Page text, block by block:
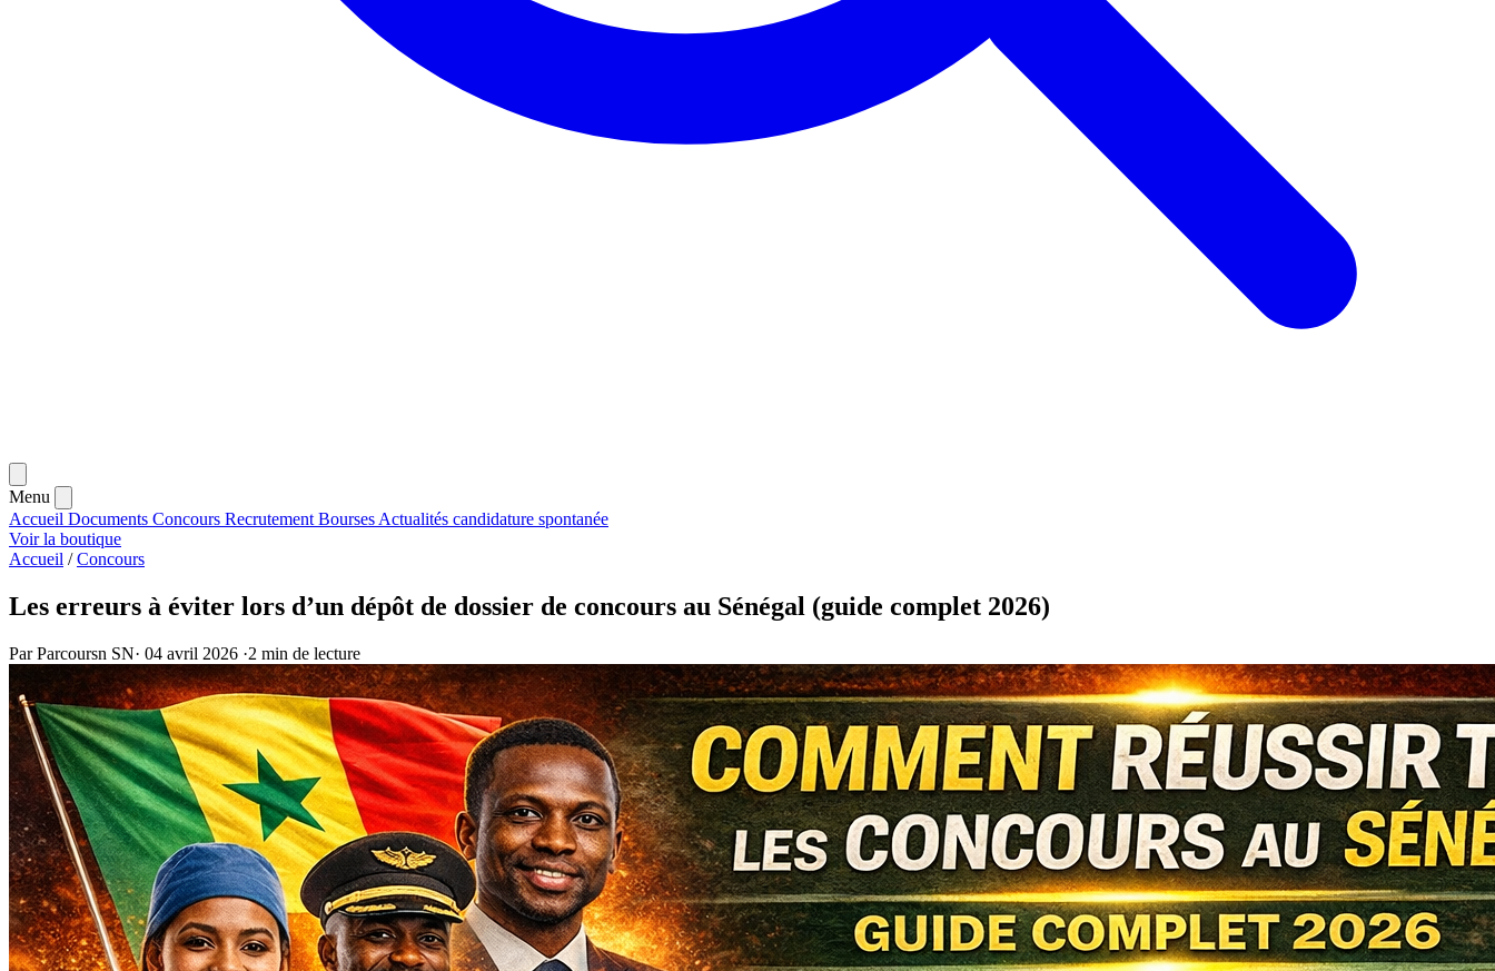
Menu
Accueil Documents Concours Recrutement Bourses Actualités candidature spontanée
Voir la boutique
Accueil / Concours
Les erreurs à éviter lors d’un dépôt de dossier de concours au Sénégal (guide complet 2026)
Par Parcoursn SN· 04 avril 2026 ·2 min de lecture